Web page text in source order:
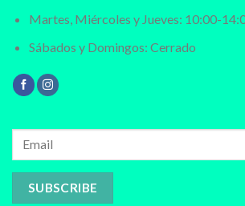
Martes, Miércoles y Jueves: 10:00-
Sábados y Domingos: Cerrado